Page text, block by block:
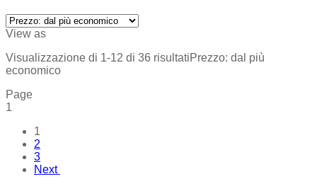
View as
Visualizzazione di 1-12 di 36 risultatiPrezzo: dal più
economico
Page
1
1
2
3
Next